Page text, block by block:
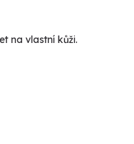
na vlastní kůži.